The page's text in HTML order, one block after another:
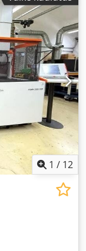
1 / 12